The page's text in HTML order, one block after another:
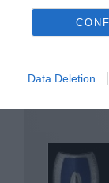
Data Deletion